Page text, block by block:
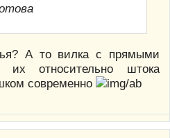
А то вилка с прямыми
относительно штока
современно